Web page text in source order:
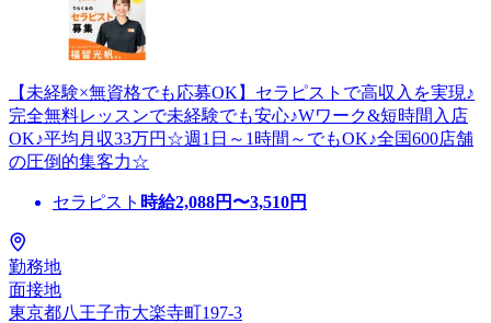
【未経験×無資格でも応募OK】セラピストで高収入を実現♪
完全無料レッスンで未経験でも安心♪Wワーク&短時間入店
OK♪平均月収33万円☆週1日～1時間～でもOK♪全国600店舗
の圧倒的集客力☆
セラピスト 時給2,088円〜3,510円
勤務地
面接地
東京都八王子市大楽寺町197-3